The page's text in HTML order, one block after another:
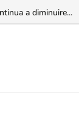
a diminuire...